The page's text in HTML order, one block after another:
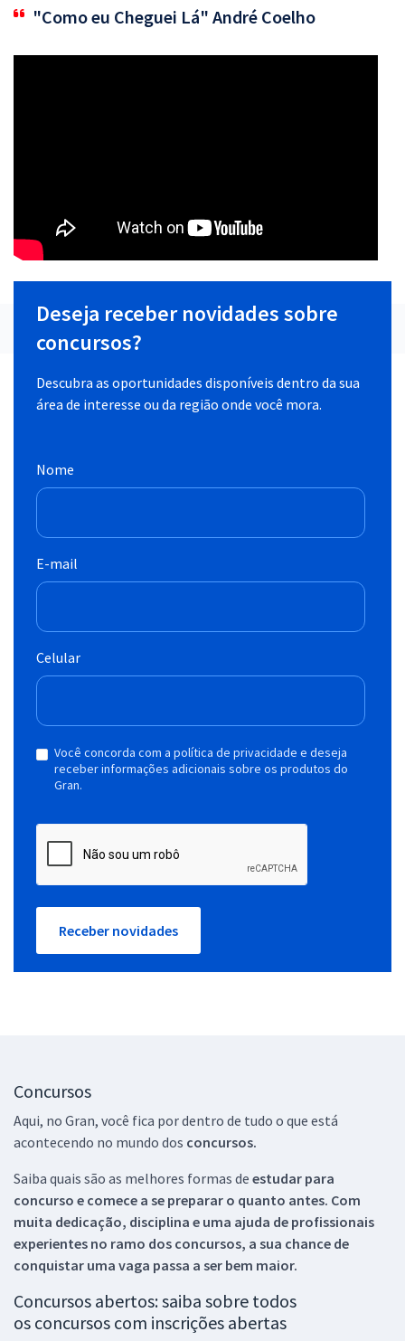
"Como eu Cheguei Lá" André Coelho
Deseja receber novidades sobre
concursos?
Descubra as oportunidades disponíveis dentro da sua
área de interesse ou da região onde você mora.
Nome
E-mail
Celular
Você concorda com a política de privacidade e deseja
receber informações adicionais sobre os produtos do
Gran.
Receber novidades
Concursos
Aqui, no Gran, você fica por dentro de tudo o que está
acontecendo no mundo dos concursos.
Saiba quais são as melhores formas de estudar para
concurso e comece a se preparar o quanto antes. Com
muita dedicação, disciplina e uma ajuda de profissionais
experientes no ramo dos concursos, a sua chance de
conquistar uma vaga passa a ser bem maior.
Concursos abertos: saiba sobre todos
os concursos com inscrições abertas